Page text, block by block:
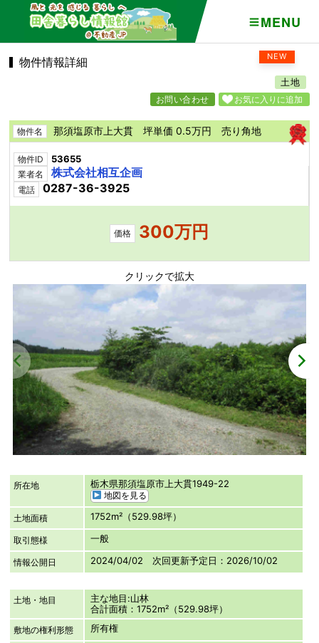
MENU
NEW
物件情報詳細
土地
お気に入りに追加
お問い合わせ
物件名 那須塩原市上大貫 坪単価 0.5万円 売り角地
物件ID 53655
業者名 株式会社相互企画
電話 0287-36-3925
価格 300万円
クリックで拡大
所在地 栃木県那須塩原市上大貫1949-22
地図を見る
土地面積 1752m²（529.98坪）
取引態様 一般
情報公開日 2024/04/02 次回更新予定日：2026/10/02
土地・地目
主な地目:山林
合計面積：1752m²（529.98坪）
敷地の権利形態 所有権